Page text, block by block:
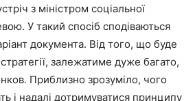
з міністром соціальної
У такий спосіб сподіваються
документа. Від того, що буде
залежатиме дуже багато,
Приблизно зрозуміло, чого
і надалі дотримуватися принципу